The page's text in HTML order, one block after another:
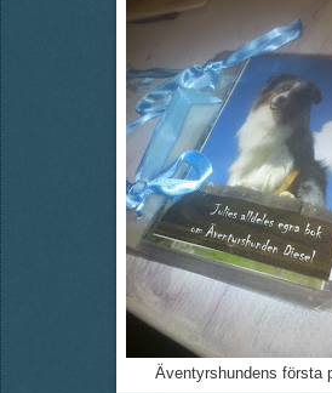
Äventyrshundens första